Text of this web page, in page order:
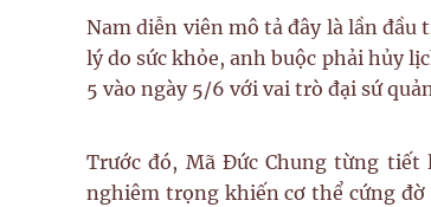
Nam diễn viên mô tả đây là lần
lý do sức khỏe, anh buộc phải hủy
5 vào ngày 5/6 với vai trò đại sứ
Trước đó, Mã Đức Chung từng
nghiêm trọng khiến cơ thể cứng đờ